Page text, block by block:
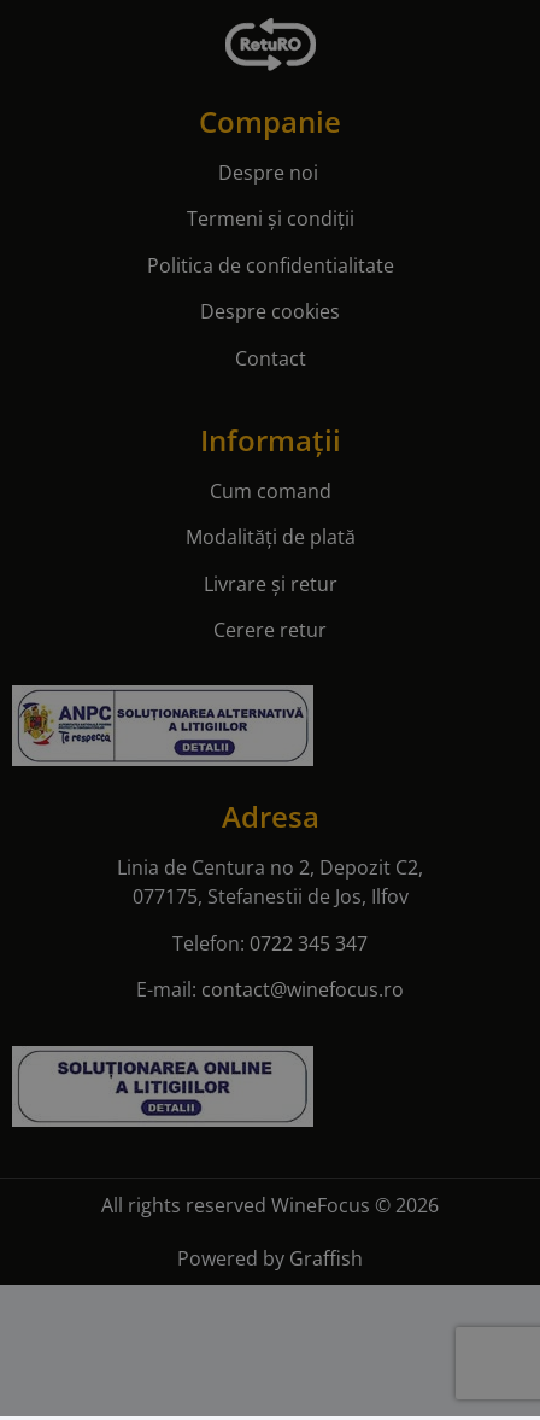
Companie
Despre noi
Termeni și condiții
Politica de confidentialitate
Despre cookies
Contact
Informații
Cum comand
Modalități de plată
Livrare și retur
Cerere retur
Adresa
Linia de Centura no 2, Depozit C2,
077175, Stefanestii de Jos, Ilfov
Telefon: 0722 345 347
E-mail: contact@winefocus.ro
All rights reserved WineFocus © 2026
Powered by Graffish